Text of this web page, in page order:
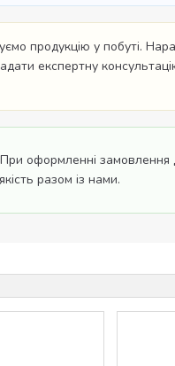
продукцію у побуті.
експертну
оформленні замовлення
разом із нами.